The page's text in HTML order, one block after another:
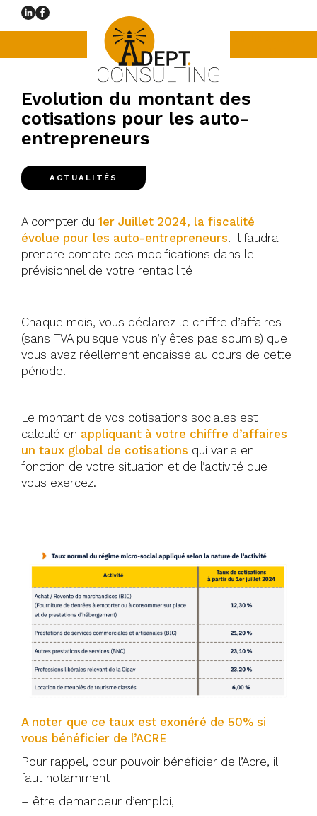
Pour Commerçant, Profession libérale,
Restaurateur, Artisan
Evolution du montant des
cotisations pour les auto-
entrepreneurs
ACTUALITÉS
A compter du 1er Juillet 2024, la fiscalité
évolue pour les auto-entrepreneurs. Il faudra
prendre compte ces modifications dans le
prévisionnel de votre rentabilité
Chaque mois, vous déclarez le chiffre d’affaires
(sans TVA puisque vous n’y êtes pas soumis) que
vous avez réellement encaissé au cours de cette
période.
Le montant de vos cotisations sociales est
calculé en appliquant à votre chiffre d’affaires
un taux global de cotisations qui varie en
fonction de votre situation et de l’activité que
vous exercez.
A noter que ce taux est exonéré de 50% si
vous bénéficier de l’ACRE
Pour rappel, pour pouvoir bénéficier de l’Acre, il
faut notamment
– être demandeur d’emploi,